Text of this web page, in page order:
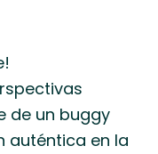
de un buggy
auténtica en la